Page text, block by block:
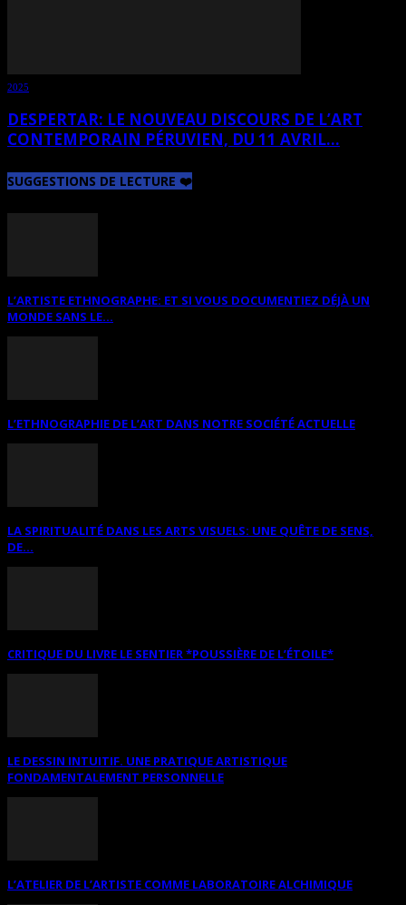
2025
DESPERTAR: LE NOUVEAU DISCOURS DE L’ART
CONTEMPORAIN PÉRUVIEN, DU 11 AVRIL...
SUGGESTIONS DE LECTURE ❤️
L’ARTISTE ETHNOGRAPHE: ET SI VOUS DOCUMENTIEZ DÉJÀ UN
MONDE SANS LE...
L’ETHNOGRAPHIE DE L’ART DANS NOTRE SOCIÉTÉ ACTUELLE
LA SPIRITUALITÉ DANS LES ARTS VISUELS: UNE QUÊTE DE SENS,
DE...
CRITIQUE DU LIVRE LE SENTIER *POUSSIÈRE DE L’ÉTOILE*
LE DESSIN INTUITIF. UNE PRATIQUE ARTISTIQUE
FONDAMENTALEMENT PERSONNELLE
L’ATELIER DE L’ARTISTE COMME LABORATOIRE ALCHIMIQUE